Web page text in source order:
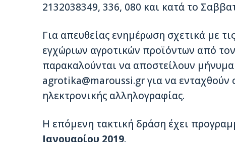
2132038349, 336, 080 και κατά το
Για απευθείας ενημέρωση σχετικά με
εγχώριων αγροτικών προϊόντων από
παρακαλούνται να αποστείλουν
agrotika@maroussi.grγια να
ηλεκτρονικής αλληλογραφίας.
Η επόμενη τακτική δράση έχει
Ιανουαρίου 2019.